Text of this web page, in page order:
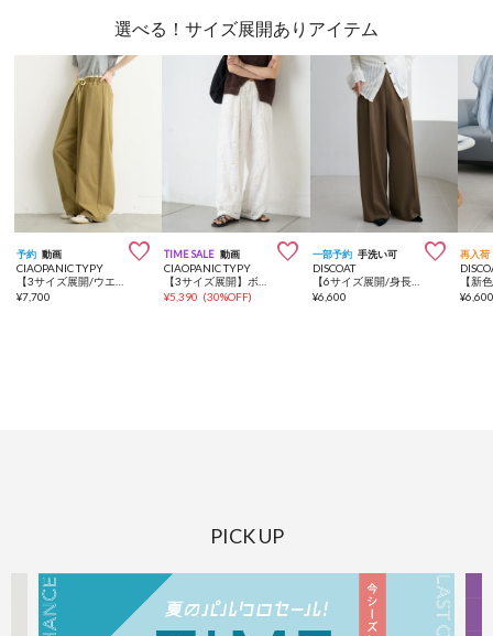
選べる！サイズ展開ありアイテム
予約 動画 
CIAOPANIC TYPY
¥7,700
TIME SALE 動画 
CIAOPANIC TYPY
¥5,390 (30%OFF)
一部予約 手洗い可 
DISCOAT
【6サイズ展開/身長別動画あり】とろみ2タックワイドパンツ《WEB限定カラーあり》
¥6,600
再入荷
¥
PICK UP